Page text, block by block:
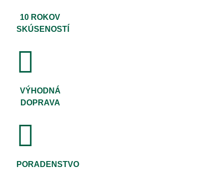
10 ROKOV
SKÚSENOSTÍ
VÝHODNÁ
DOPRAVA
PORADENSTVO